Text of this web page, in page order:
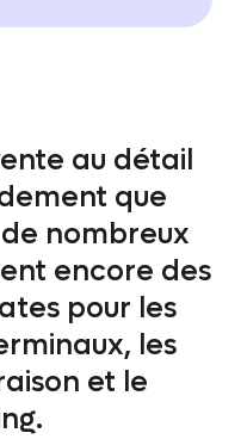
au détail
que
nombreux
encore des
pour les
les
et le